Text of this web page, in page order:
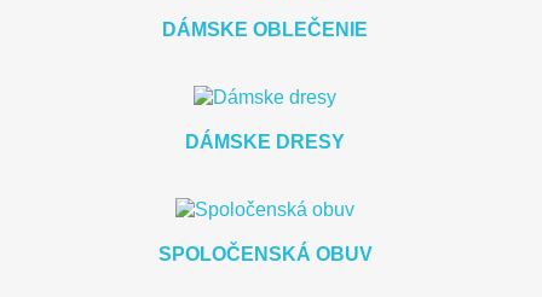
DÁMSKE OBLEČENIE
DÁMSKE DRESY
SPOLOČENSKÁ OBUV